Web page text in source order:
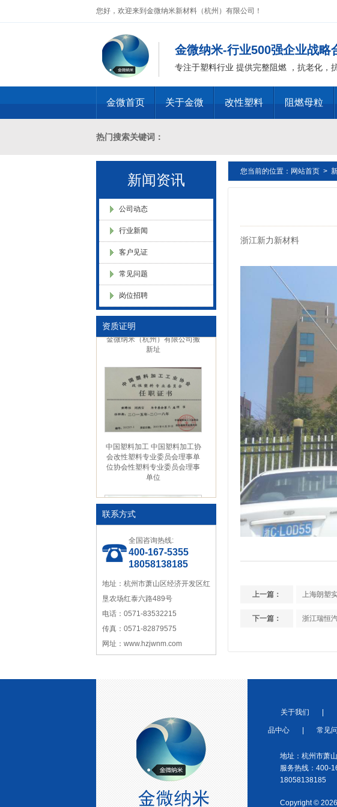
您好，欢迎来到金微纳米新材料（杭州）有限公司！
金微纳米-行业500强企业战
专注于塑料行业 提供完整阻燃 ，抗老化，
金微首页 关于金微 改性塑料 阻燃母粒
热门搜索关键词：
十溴二苯乙烷母粒，三氧化二锑母粒，三氧化二锑替代物
燃 ABS阻燃 ，PA 阻燃，PET阻燃 ，PBT阻燃 ，环氧树脂阻
化，抗静电母粒，阻燃料，抗老化料，环氧树脂抗老化，油漆涂
新闻资讯
公司动态
行业新闻
客户见证
常见问题
岗位招聘
资质证明
金微纳米荣获“国家高新技术企
金微纳米新材料 杭州）公司营
业执照
金微纳米（杭州）有限公司搬
新址
会改性塑料专业委员会理事单
位协会性塑料专业委员会理事
单位
中国塑料加工工业协会理事
浙江省塑料协会会员
联系方式
全国咨询热线:
400-167-5355
18058138185
地址：杭州市萧山区经济开发区红
垦农场红泰六路489号
电话：0571-83532215
传真：0571-82879575
网址：www.hzjwnm.com
您当前的位置： 网站首页 >
浙江新力新材料
上一篇： 上海朗塑
下一篇： 浙江瑞恒
关于我们
品中心 常见
地址：杭州市萧
服务热线：400-
18058138185
Copyright ©